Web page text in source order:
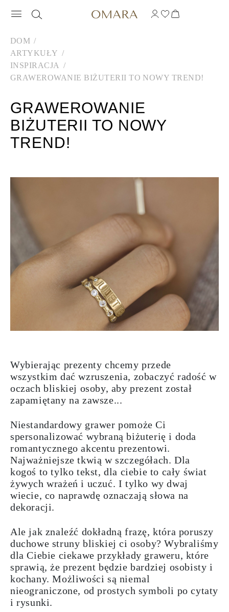
DOM
ARTYKUŁY
INSPIRACJA
GRAWEROWANIE BIŻUTERII TO NOWY TREND!
GRAWEROWANIE
BIŻUTERII TO NOWY
TREND!
Wybierając prezenty chcemy przede
wszystkim dać wzruszenia, zobaczyć radość w
oczach bliskiej osoby, aby prezent został
zapamiętany na zawsze...
Niestandardowy grawer pomoże Ci
spersonalizować wybraną biżuterię i doda
romantycznego akcentu prezentowi.
Najważniejsze tkwią w szczegółach. Dla
kogoś to tylko tekst, dla ciebie to cały świat
żywych wrażeń i uczuć. I tylko wy dwaj
wiecie, co naprawdę oznaczają słowa na
dekoracji.
Ale jak znaleźć dokładną frazę, która poruszy
duchowe struny bliskiej ci osoby? Wybraliśmy
dla Ciebie ciekaweprzykłady graweru, które
sprawią, że prezent będzie bardziej osobisty i
kochany. Możliwości są niemal
nieograniczone, od prostych symboli po cytaty
i rysunki.